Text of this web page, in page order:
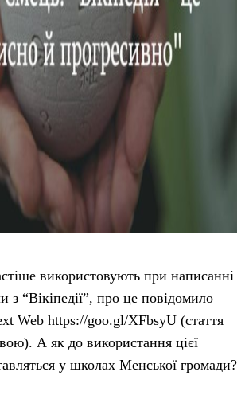
використовують при написанні
з “Вікіпедії”, про це повідомило
Web https://goo.gl/XFbsyU (стаття
А як до використання цієї
у школах Менської громади?